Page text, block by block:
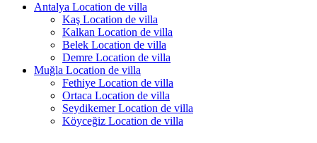
Antalya Location de villa
Kaş Location de villa
Kalkan Location de villa
Belek Location de villa
Demre Location de villa
Muğla Location de villa
Fethiye Location de villa
Ortaca Location de villa
Seydikemer Location de villa
Köyceğiz Location de villa